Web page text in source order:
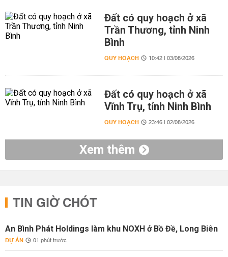
Đất có quy hoạch ở xã
Trần Thương, tỉnh Ninh
Bình
QUY HOẠCH 10:42 | 03/08/2026
Đất có quy hoạch ở xã
Vĩnh Trụ, tỉnh Ninh Bình
QUY HOẠCH 23:46 | 02/08/2026
Xem thêm
TIN GIỜ CHÓT
An Bình Phát Holdings làm khu NOXH ở Bồ Đề, Long Biên
DỰ ÁN 01 phút trước